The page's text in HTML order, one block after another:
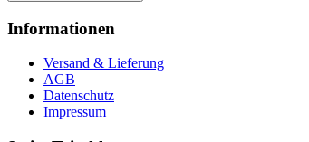
Informationen
Versand & Lieferung
AGB
Datenschutz
Impressum